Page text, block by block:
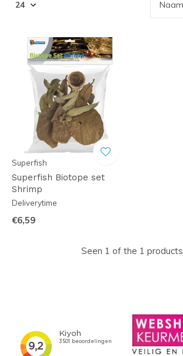
Superfish
Superfish Biotope set
Shrimp
Deliverytime
€6,59
Seen 1 of the 1 products